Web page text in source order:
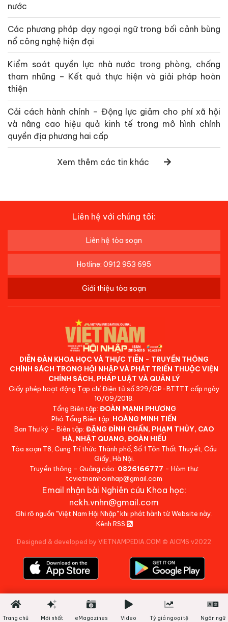
nước
Các phương pháp dạy ngoại ngữ trong bối cảnh bùng
nổ công nghệ hiện đại
Kiểm soát quyền lực nhà nước trong phòng, chống
tham nhũng – Kết quả thực hiện và giải pháp hoàn
thiện
Cải cách hành chính – Động lực giảm cho phí xã hội
và nâng cao hiệu quả kinh tế trong mô hình chính
quyền địa phương hai cấp
Xem thêm các tin khác
Liên hệ với chúng tôi:
Liên hệ tòa soạn
Hotline: 0912 953 695
Giới thiệu tòa soạn
DIỄN ĐÀN KHOA HỌC VÀ THỰC TIỄN - TRUYỀN THÔNG
CHÍNH SÁCH TRONG HỘI NHẬP VÀ PHÁT TRIỂN THUỘC VIỆN
CHÍNH SÁCH, PHÁP LUẬT VÀ QUẢN LÝ
Giấy phép hoạt động Tạp chí Điện tử số 329/GP-BTTTT cấp ngày
10/09/2018.
Tổng Biên tập: ĐOÀN MẠNH PHƯƠNG
Phó Tổng Biên tập: HOÀNG MINH TIẾN
Ban Thư ký - Biên tập: ĐẶNG ĐÌNH CHẤN, PHẠM THỦY, CAO
HÀ, NHẬT QUANG, ĐOÀN HIẾU
Tòa soạn:T8, Cung Trí thức Thành phố, Số 1 Tôn Thất Thuyết, Cầu
Giấy, Hà Nội.
Truyền thông - Quảng cáo: 0826166777 - Hòm thư:
tcvietnamhoinhap@gmail.com
Email nhận bài Nghiên cứu Khoa học:
nckh.vnhn@gmail.com
Ghi rõ nguồn "Việt Nam Hội Nhập" khi phát hành từ Website này.
Kênh RSS
Designed & developed by VIETNAMPEDIA.COM © AICMS v2022
Trang chủ Mới nhất eMagazines Video Tỷ giá ngoại tệ Ngôn ngữ